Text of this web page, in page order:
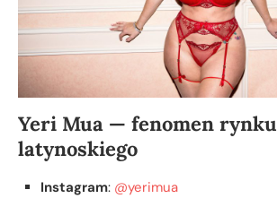
Yeri Mua — fenomen rynku
latynoskiego
Instagram: @yerimua